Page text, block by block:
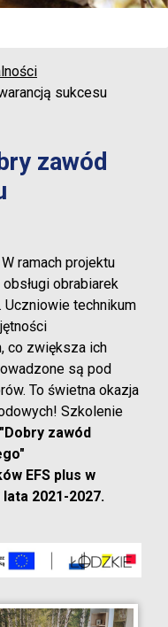
sukcesu
zawód
ramach projektu
obrabiarek
Uczniowie technikum
co zwiększa ich
są pod
To świetna okazja
Szkolenie
zawód
EFS plus w
lata 2021-2027.